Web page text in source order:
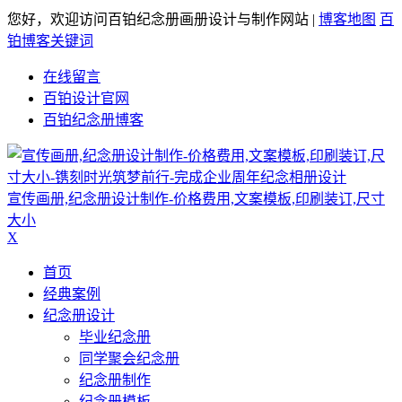
您好，欢迎访问百铂纪念册画册设计与制作网站 | 博客地图 百
铂博客关键词
在线留言
百铂设计官网
百铂纪念册博客
宣传画册,纪念册设计制作-价格费用,文案模板,印刷装订,尺寸
大小
X
首页
经典案例
纪念册设计
毕业纪念册
同学聚会纪念册
纪念册制作